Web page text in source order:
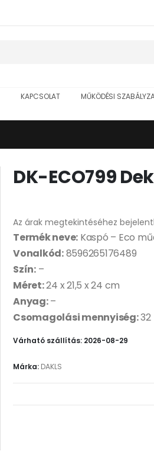
KAPCSOLAT MŰKÖDÉSI
DK-ECO799
Az árak megtekintéséhez
Termék neve: Kaspó – Eco
Vonalkód:8596265176489
Szín:–
Méret:24 x 21,5 x 24 cm
Anyag:–
Csomagolási mennyiség:32
Várható szállítás: 2026-08-29
Márka: DAKLS